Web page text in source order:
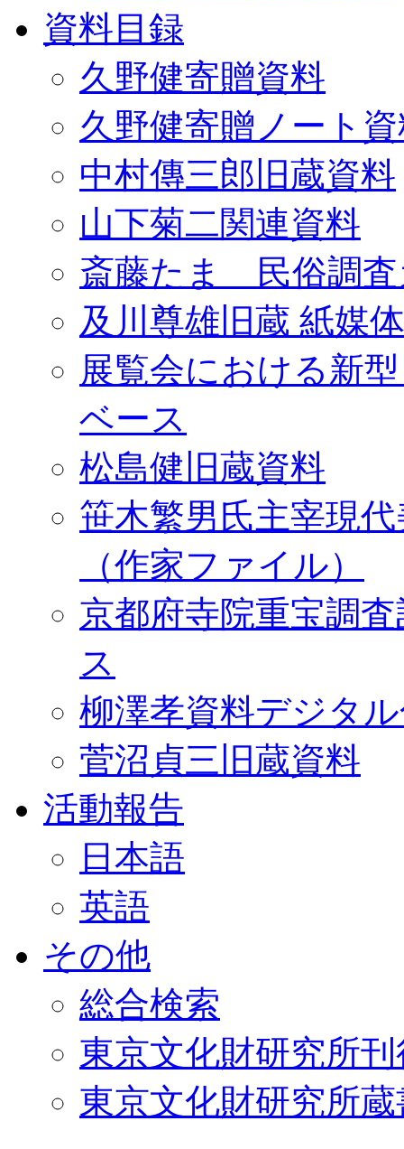
資料目録
久野健寄贈資料
久野健寄贈ノート
中村傳三郎旧蔵資料
山下菊二関連資料
斎藤たま 民俗調査
及川尊雄旧蔵 紙媒
展覧会における新
ベース
松島健旧蔵資料
笹木繁男氏主宰現
（作家ファイル）
京都府寺院重宝調
ス
柳澤孝資料デジタ
菅沼貞三旧蔵資料
活動報告
日本語
英語
その他
総合検索
東京文化財研究所
東京文化財研究所